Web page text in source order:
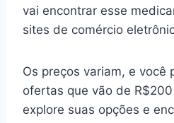
vai encontrar esse
sites de comércio
Os preços variam, e você
ofertas que vão de
explore suas opções e